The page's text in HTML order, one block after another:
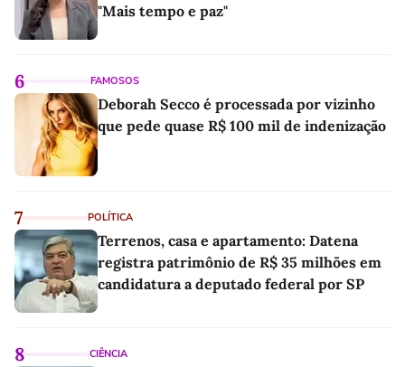
"Mais tempo e paz"
6 FAMOSOS
Deborah Secco é processada por vizinho
que pede quase R$ 100 mil de indenização
7 POLÍTICA
Terrenos, casa e apartamento: Datena
registra patrimônio de R$ 35 milhões em
candidatura a deputado federal por SP
8 CIÊNCIA